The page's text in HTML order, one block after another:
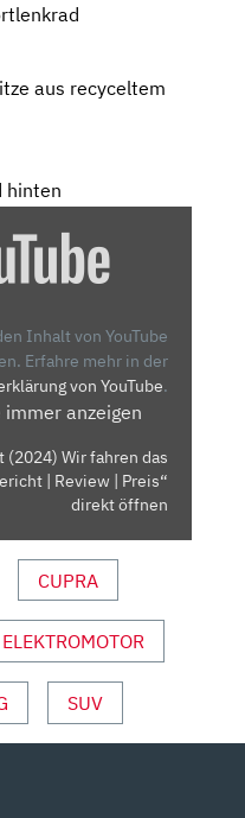
aus recyceltem
hinten
Inhalt von YouTube
Erfahre mehr in der
von YouTube.
immer anzeigen
(2024) Wir fahren das
| Review | Preis“
direkt öffnen
CUPRA
ELEKTROMOTOR
SUV